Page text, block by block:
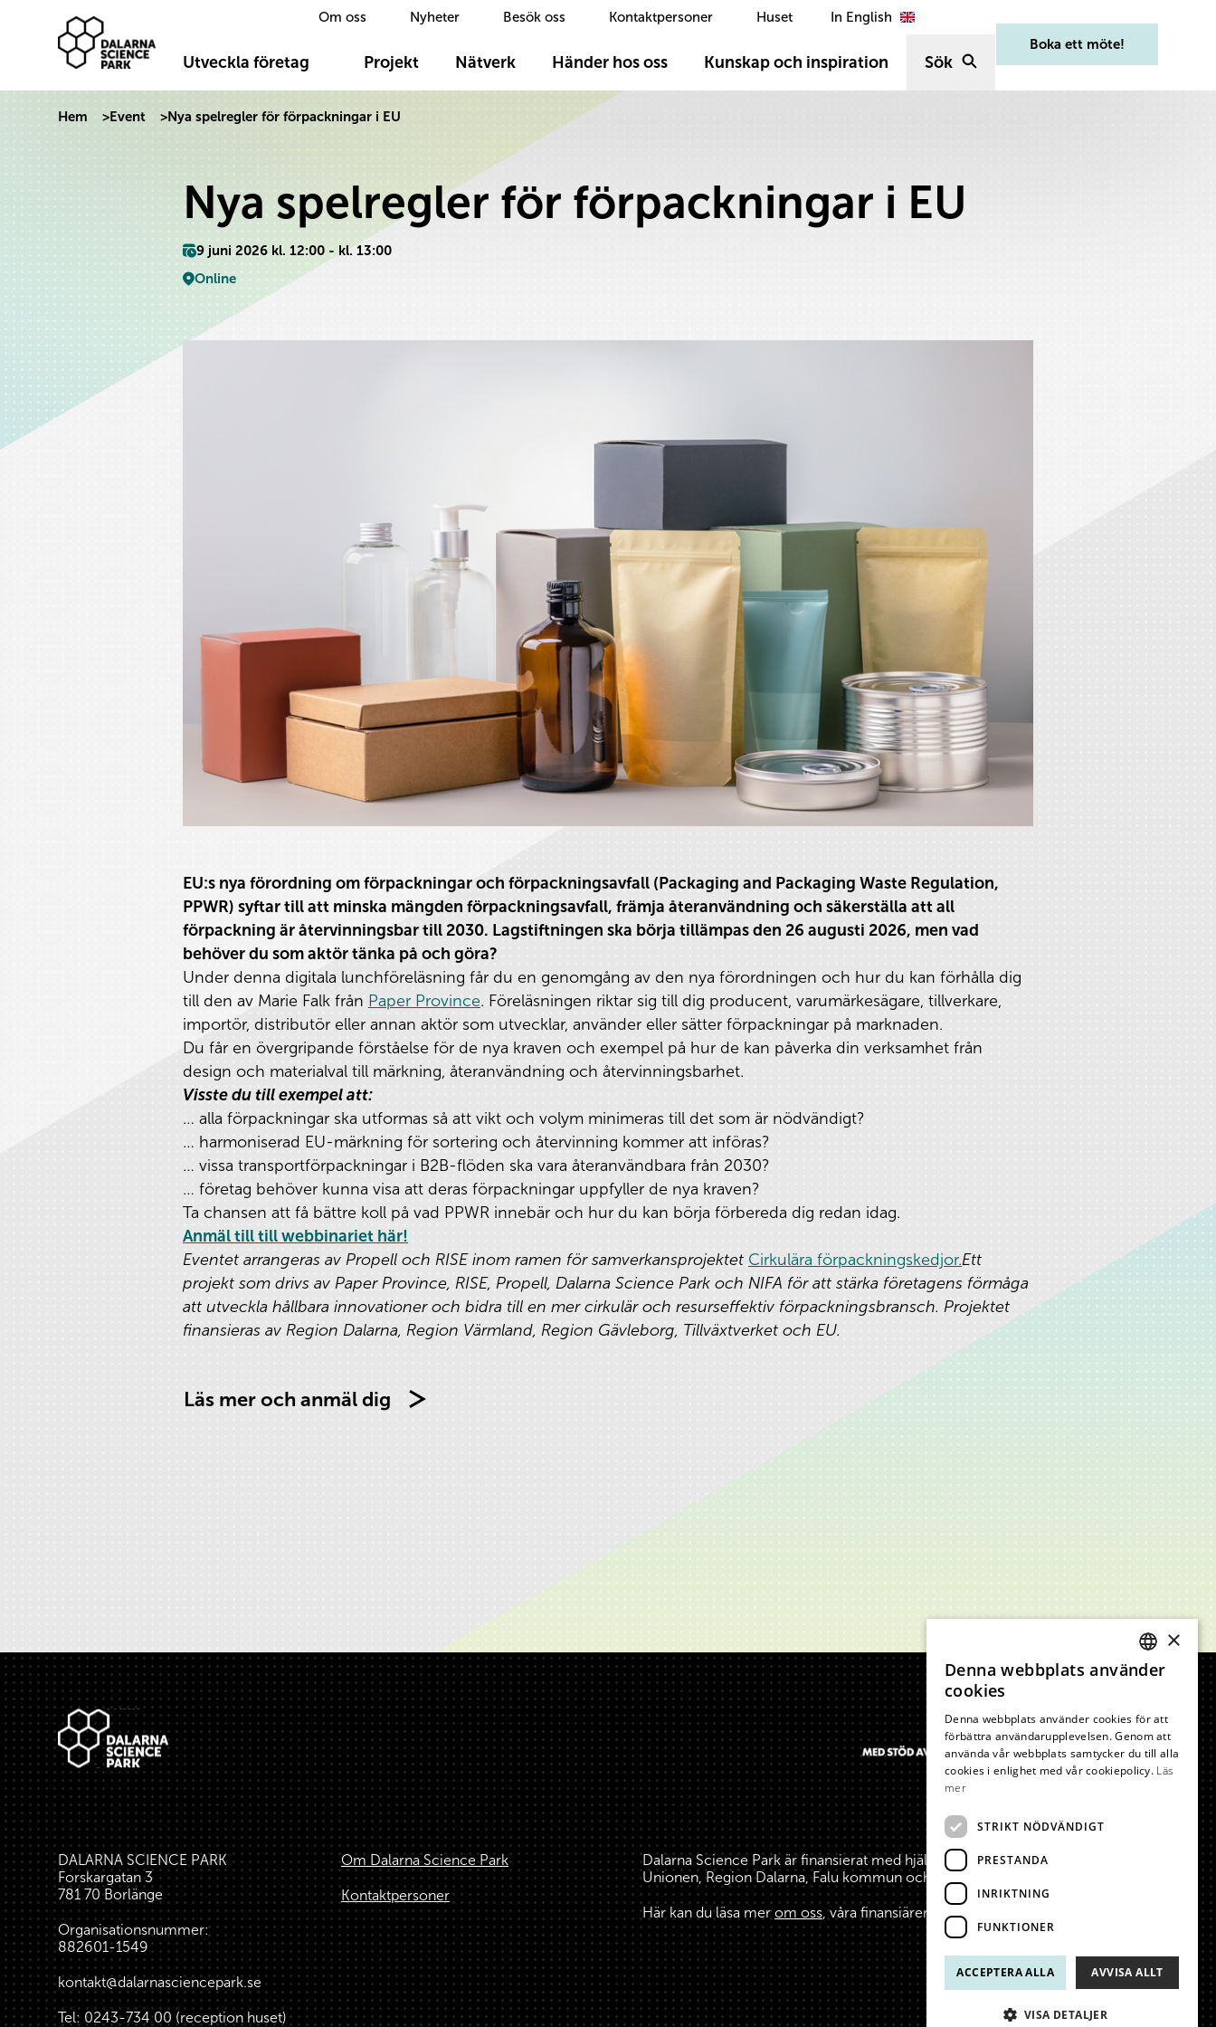
Hoppa till innehåll
Om oss Nyheter Besök oss Kontaktpersoner Huset In English
Dalarna Science Park
Utveckla företag
Projekt Nätverk Händer hos oss Kunskap och inspiration Sök
Boka ett möte!
Hem >Event >Nya spelregler för förpackningar i EU
Nya spelregler för förpackningar i EU
9 juni 2026 kl. 12:00 - kl. 13:00
Online
EU:s nya förordning om förpackningar och förpackningsavfall (Packaging and Packaging Waste Regulation,
PPWR) syftar till att minska mängden förpackningsavfall, främja återanvändning och säkerställa att all
förpackning är återvinningsbar till 2030. Lagstiftningen ska börja tillämpas den 26 augusti 2026, men vad
behöver du som aktör tänka på och göra?
Under denna digitala lunchföreläsning får du en genomgång av den nya förordningen och hur du kan förhålla dig
till den av Marie Falk från Paper Province. Föreläsningen riktar sig till dig producent, varumärkesägare, tillverkare,
importör, distributör eller annan aktör som utvecklar, använder eller sätter förpackningar på marknaden.
Du får en övergripande förståelse för de nya kraven och exempel på hur de kan påverka din verksamhet från
design och materialval till märkning, återanvändning och återvinningsbarhet.
Visste du till exempel att:
… alla förpackningar ska utformas så att vikt och volym minimeras till det som är nödvändigt?
… harmoniserad EU-märkning för sortering och återvinning kommer att införas?
… vissa transportförpackningar i B2B-flöden ska vara återanvändbara från 2030?
… företag behöver kunna visa att deras förpackningar uppfyller de nya kraven?
Ta chansen att få bättre koll på vad PPWR innebär och hur du kan börja förbereda dig redan idag.
Anmäl till till webbinariet här!
Eventet arrangeras av Propell och RISE inom ramen för samverkansprojektet Cirkulära förpackningskedjor.Ett
projekt som drivs av Paper Province, RISE, Propell, Dalarna Science Park och NIFA för att stärka företagens förmåga
att utveckla hållbara innovationer och bidra till en mer cirkulär och resurseffektiv förpackningsbransch. Projektet
finansieras av Region Dalarna, Region Värmland, Region Gävleborg, Tillväxtverket och EU.
Läs mer och anmäl dig
Sidfot
DALARNA SCIENCE PARK
Forskargatan 3
781 70 Borlänge
Organisationsnummer:
882601-1549
kontakt@dalarnasciencepark.se
Tel: 0243-734 00 (reception huset)
Om Dalarna Science Park
Kontaktpersoner
Dalarna Science Park är finansierat med hjälp av medel från Europeiska
Unionen, Region Dalarna, Falu kommun och Borlänge kommun.
Här kan du läsa merom oss , våra finansiärer och stiftare.
SWEDISH
ENGLISH
×
Denna webbplats använder
cookies
Denna webbplats använder cookies för att
förbättra användarupplevelsen. Genom att
använda vår webbplats samtycker du till alla
cookies i enlighet med vår cookiepolicy. Läs
mer
STRIKT NÖDVÄNDIGT
PRESTANDA
INRIKTNING
FUNKTIONER
ACCEPTERA ALLA AVVISA ALLT
VISA DETALJER